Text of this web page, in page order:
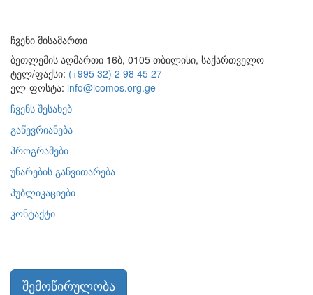
ჩვენი მისამართი
ბეთლემის აღმართი 16ბ, 0105 თბილისი, საქართველო
ტელ/ფაქსი: (+995 32) 2 98 45 27
ელ-ფოსტა: info@icomos.org.ge
ჩვენს შესახებ
გაწევრიანება
პროგრამები
უნარების განვითარება
პუბლიკაციები
კონტაქტი
შემოწირულობა